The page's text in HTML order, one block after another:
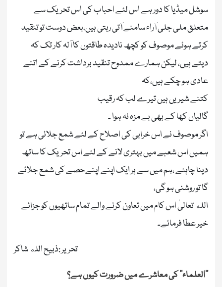
سوشل میڈیا کا دور ہے اس لئے احباب کی اس تحریک سے
متعلق ملی جلی آراء سامنے آتی رہتی ہیں،بعض دوست تو تنقید
کرتے ہوئے موصوف کو کچھ نادیدہ طاقتوں کا آلہ کار تک کہ
دیتے ہیں، لیکن ہمارے ممدوح تنقید برداشت کرنے کے اتنے
عادی ہو چکے ہیں،کہ
کتنے شیریں ہیں تیرے لب کہ رقیب
گالیاں کھا کے بھی بے مزہ نہ ہوا ۔
اگر موصوف نے اس خرابی کی اصلاح کے لئے شمع جلائی ہے تو
ہمیں اس شعبے میں بہتری لانے کے لئے اس تحریک کا ساتھ
دینا چاہئے ،ہم میں سے ہر ایک اپنے اپنےحصے کی شمع جلائے
گا تو روشنی ہو گی،
الله تعالیٰ اس کام میں تعاون کرنے والے تمام ساتھیوں کو جزائے
خیر عطا فرمائے۔
تحریر :ذبيح الله شاكر
’’العلماء‘‘ کی معاشرے میں ضرورت کیوں ہے؟